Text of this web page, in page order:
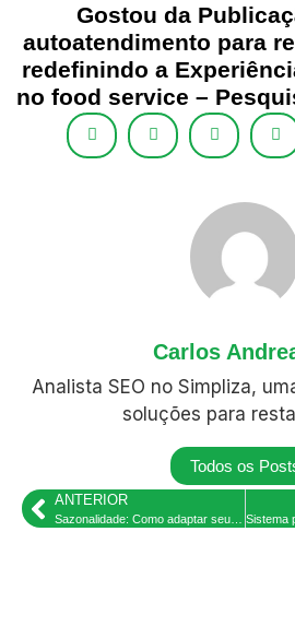
Gostou da
autoatendimento para
redefinindo a
no food service –
Carlos
Analista SEO no Simpliza,
soluções para
Todos os
ANTERIOR